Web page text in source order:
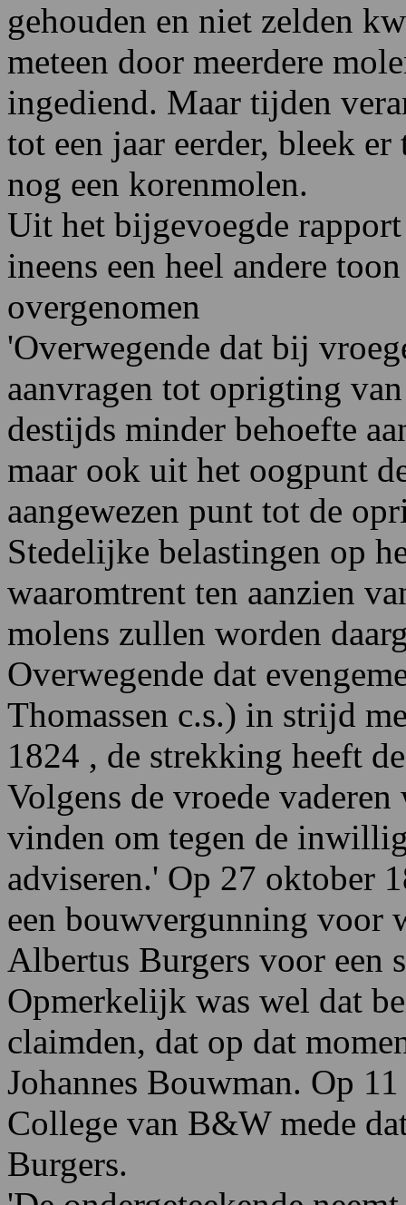
gehouden en niet zelden
meteen door meerdere
ingediend. Maar tijden
tot een jaar eerder, bleek
nog een korenmolen.
Uit het bijgevoegde
ineens een heel andere
overgenomen
'Overwegende dat bij
aanvragen tot oprigting
destijds minder behoefte
maar ook uit het oogpunt
aangewezen punt tot de
Stedelijke belastingen op
waaromtrent ten aanzien
molens zullen worden
Overwegende dat
Thomassen c.s.) in strijd
1824 , de strekking heeft
Volgens de vroede
vinden om tegen de
adviseren.' Op 27 oktober
een bouwvergunning voor
Albertus Burgers voor een
Opmerkelijk was wel dat
claimden, dat op dat
Johannes Bouwman. Op
College van B&W mede
Burgers.